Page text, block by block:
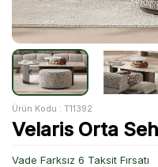
Ürün Kodu : T11392
Velaris Orta
Vade Farksız 6 Taksit Fırsatı